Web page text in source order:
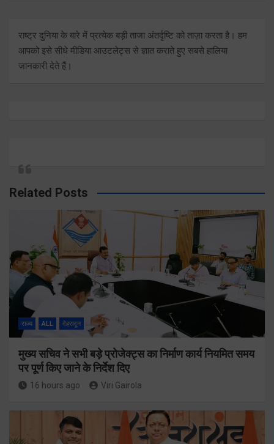
राष्ट्र दुनिया के बारे में प्रत्येक बड़ी ताजा अंतर्दृष्टि को ताज़ा करता है। हम
आपको इसे सीधे मीडिया आउटलेट्स से ज्ञात कराते हुए सबसे हालिया
जानकारी देते हैं।
Related Posts
राज्य ALL देहरादून
मुख्य सचिव ने सभी बड़े प्रोजेक्ट्स का निर्माण कार्य नियमित समय
पर पूर्ण किए जाने के निर्देश दिए
16 hours ago Viri Gairola